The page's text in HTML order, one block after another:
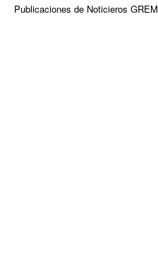
Publicaciones de Noticieros GREM